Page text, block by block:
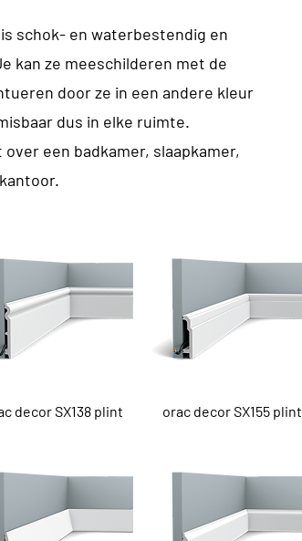
schok- en waterbestendig en
kan ze meeschilderen met de
door ze in een andere kleur
dus in elke ruimte.
over een badkamer, slaapkamer,
Snel overzicht
decor SX138 plint Snel overzicht
orac decor SX155 plint